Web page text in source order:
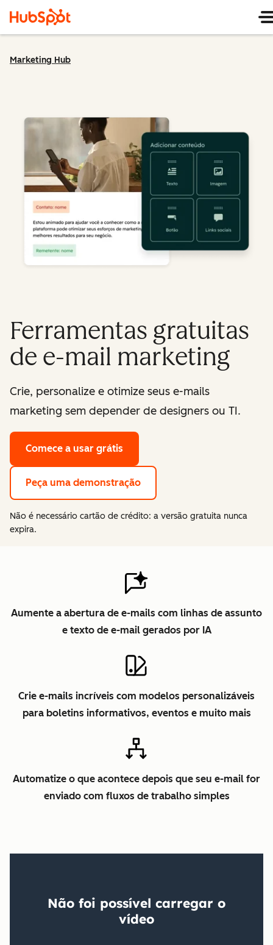
Marketing Hub
Ferramentas gratuitas
de e-mail marketing
Crie, personalize e otimize seus e-mails
marketing sem depender de designers ou TI.
Comece a usar grátis
Peça uma demonstração
Não é necessário cartão de crédito: a versão gratuita nunca
expira.
Aumente a abertura de e-mails com linhas de assunto
e texto de e-mail gerados por IA
Crie e-mails incríveis com modelos personalizáveis
para boletins informativos, eventos e muito mais
Automatize o que acontece depois que seu e-mail for
enviado com fluxos de trabalho simples